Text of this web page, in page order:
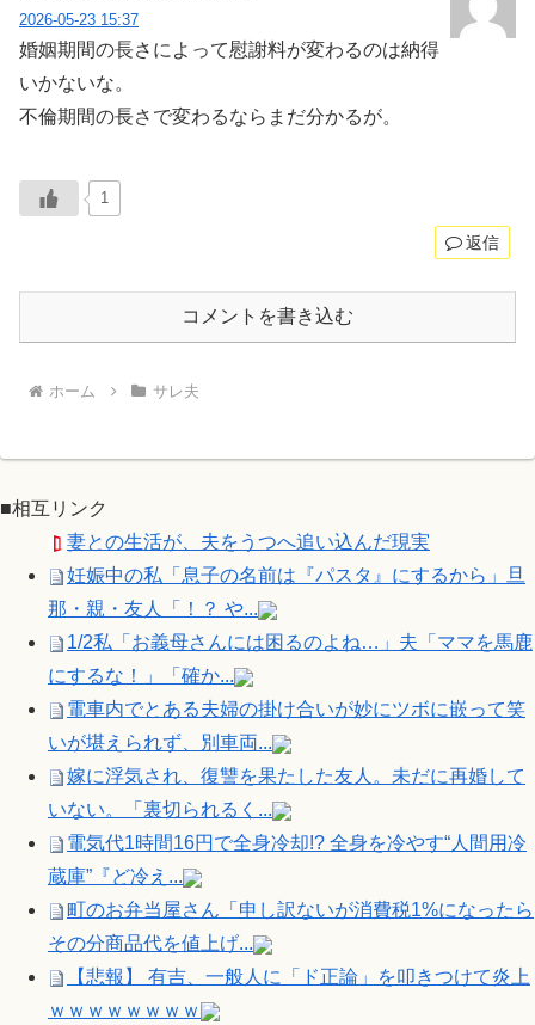
2026-05-23 15:37
婚姻期間の長さによって慰謝料が変わるのは納得
いかないな。
不倫期間の長さで変わるならまだ分かるが。
1
返信
コメントを書き込む
ホーム サレ夫
■相互リンク
妻との生活が、夫をうつへ追い込んだ現実
妊娠中の私「息子の名前は『パスタ』にするから」旦
那・親・友人「！？ や...
1/2私「お義母さんには困るのよね…」夫「ママを馬鹿
にするな！」「確か...
電車内でとある夫婦の掛け合いが妙にツボに嵌って笑
いが堪えられず、別車両...
嫁に浮気され、復讐を果たした友人。未だに再婚して
いない。「裏切られるく...
電気代1時間16円で全身冷却!? 全身を冷やす“人間用冷
蔵庫”『ど冷え...
町のお弁当屋さん「申し訳ないが消費税1%になったら
その分商品代を値上げ...
【悲報】 有吉、一般人に「ド正論」を叩きつけて炎上
ｗｗｗｗｗｗｗｗ